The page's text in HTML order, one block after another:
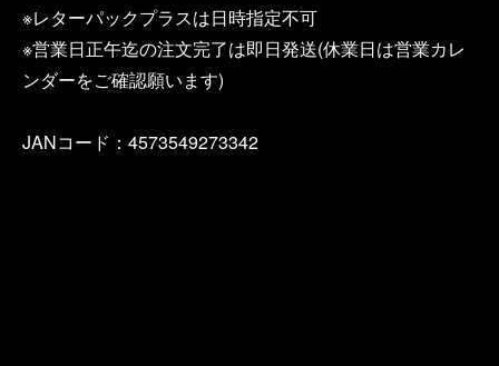
※レターパックプラスは日時指定不可
※営業日正午迄の注文完了は即日発送(休業日は営業カレ
ンダーをご確認願います)
JANコード：4573549273342